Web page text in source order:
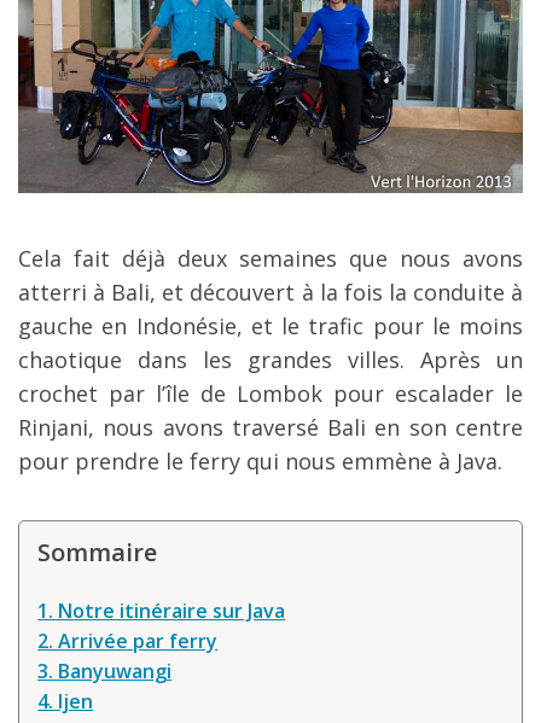
L’auteur
Cela fait déjà deux semaines que nous avons
atterri à Bali, et découvert à la fois la conduite à
gauche en Indonésie, et le trafic pour le moins
chaotique dans les grandes villes. Après un
crochet par l’île de Lombok pour escalader le
Rinjani, nous avons traversé Bali en son centre
pour prendre le ferry qui nous emmène à Java.
Sommaire
1. Notre itinéraire sur Java
2. Arrivée par ferry
3. Banyuwangi
4. Ijen